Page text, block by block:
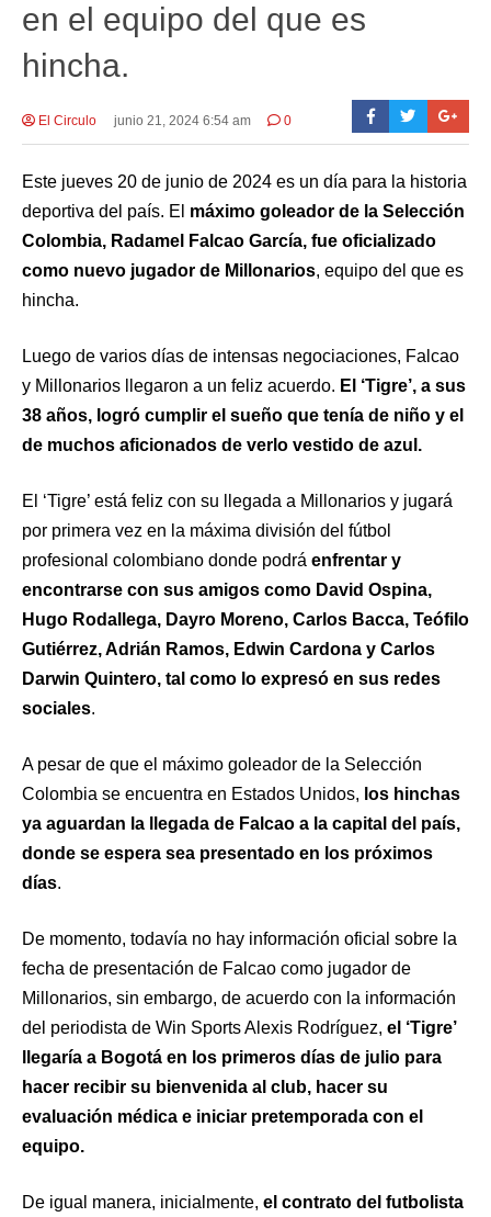
en el equipo del que es
hincha.
El Circulo junio 21, 2024 6:54 am 0
Este jueves 20 de junio de 2024 es un día para la historia
deportiva del país. El máximo goleador de la Selección
Colombia, Radamel Falcao García, fue oficializado
como nuevo jugador de Millonarios, equipo del que es
hincha.
Luego de varios días de intensas negociaciones, Falcao
y Millonarios llegaron a un feliz acuerdo. El ‘Tigre’, a sus
38 años, logró cumplir el sueño que tenía de niño y el
de muchos aficionados de verlo vestido de azul.
El ‘Tigre’ está feliz con su llegada a Millonarios y jugará
por primera vez en la máxima división del fútbol
profesional colombiano donde podrá enfrentar y
encontrarse con sus amigos como David Ospina,
Hugo Rodallega, Dayro Moreno, Carlos Bacca, Teófilo
Gutiérrez, Adrián Ramos, Edwin Cardona y Carlos
Darwin Quintero, tal como lo expresó en sus redes
sociales.
A pesar de que el máximo goleador de la Selección
Colombia se encuentra en Estados Unidos, los hinchas
ya aguardan la llegada de Falcao a la capital del país,
donde se espera sea presentado en los próximos
días.
De momento, todavía no hay información oficial sobre la
fecha de presentación de Falcao como jugador de
Millonarios, sin embargo, de acuerdo con la información
del periodista de Win Sports Alexis Rodríguez, el ‘Tigre’
llegaría a Bogotá en los primeros días de julio para
hacer recibir su bienvenida al club, hacer su
evaluación médica e iniciar pretemporada con el
equipo.
De igual manera, inicialmente, el contrato del futbolista